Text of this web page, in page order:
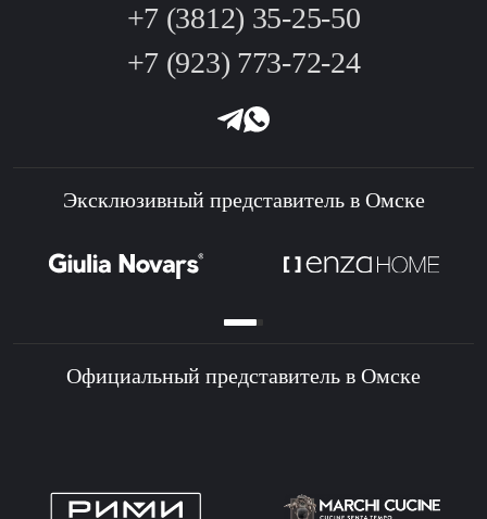
+7 (3812) 35-25-50
+7 (923) 773-72-24
Эксклюзивный представитель в Омске
Официальный представитель в Омске